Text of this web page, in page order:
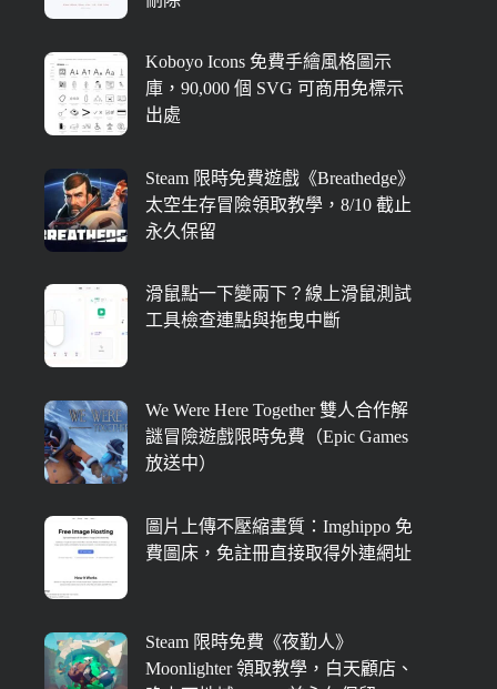
Koboyo Icons 免費手繪風格圖示
庫，90,000 個 SVG 可商用免標示
出處
Steam 限時免費遊戲《Breathedge》
太空生存冒險領取教學，8/10 截止
永久保留
滑鼠點一下變兩下？線上滑鼠測試
工具檢查連點與拖曳中斷
We Were Here Together 雙人合作解
謎冒險遊戲限時免費（Epic Games
放送中）
圖片上傳不壓縮畫質：Imghippo 免
費圖床，免註冊直接取得外連網址
Steam 限時免費《夜勤人》
Moonlighter 領取教學，白天顧店、